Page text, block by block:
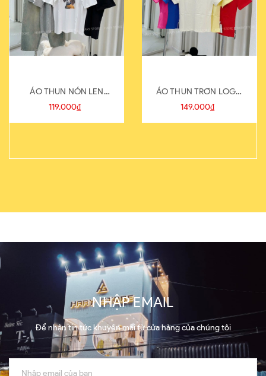
ÁO THUN NÓN LEN
821-1
119.000₫
ÁO THUN TRƠN LOGO
SAU
149.000₫
NHẬP EMAIL
Để nhận tin tức khuyến mãi từ cửa hàng của chúng tôi